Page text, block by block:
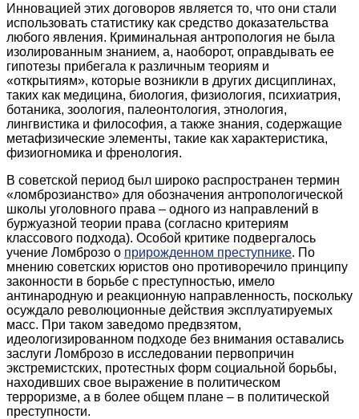
Инновацией этих договоров является то, что они стали
использовать статистику как средство доказательства
любого явления. Криминальная антропология не была
изолированным знанием, а, наоборот, оправдывать ее
гипотезы прибегала к различным теориям и
«открытиям», которые возникли в других дисциплинах,
таких как медицина, биология, физиология, психиатрия,
ботаника, зоология, палеонтология, этнология,
лингвистика и философия, а также знания, содержащие
метафизические элементы, такие как характеристика,
физиогномика и френология.
В советской период был широко распространен термин
«ломброзианство» для обозначения антропологической
школы уголовного права – одного из направлений в
буржуазной теории права (согласно критериям
классового подхода). Особой критике подвергалось
учение Ломброзо о прирожденном преступнике. По
мнению советских юристов оно противоречило принципу
законности в борьбе с преступностью, имело
антинародную и реакционную направленность, поскольку
осуждало революционные действия эксплуатируемых
масс. При таком заведомо предвзятом,
идеологизированном подходе без внимания оставались
заслуги Ломброзо в исследовании первопричин
экстремистских, протестных форм социальной борьбы,
находивших свое выражение в политическом
терроризме, а в более общем плане – в политической
преступности.